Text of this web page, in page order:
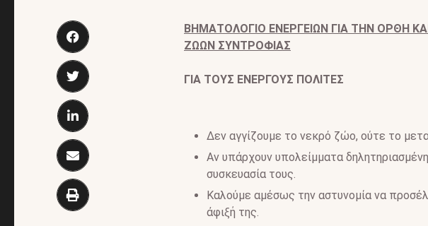
ΒΗΜΑΤΟΛΟΓΙΟ ΕΝΕΡΓΕΙΩΝ ΓΙΑ ΤΗΝ ΟΡΘΗ
ΖΩΩΝ ΣΥΝΤΡΟΦΙΑΣ
ΓΙΑ ΤΟΥΣ ΕΝΕΡΓΟΥΣ ΠΟΛΙΤΕΣ
Δεν αγγίζουμε το νεκρό ζώο, ούτε το
Αν υπάρχουν υπολείμματα
συσκευασία τους.
Καλούμε αμέσως την αστυνομία να
άφιξή της.